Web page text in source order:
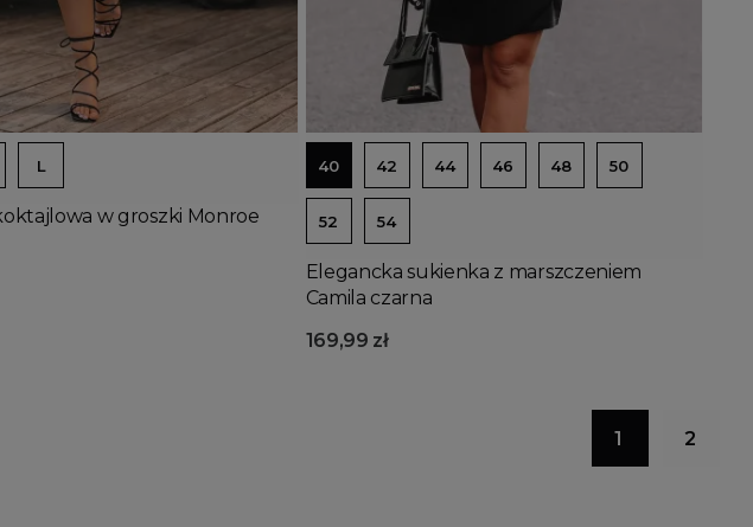
do koszyka
Wyprzedany Dodaj do koszyka
L
w groszki Monroe
40 42 44 46 48 50
52 54
Elegancka sukienka z marszczeniem
Camila czarna
169,99 zł
1 2